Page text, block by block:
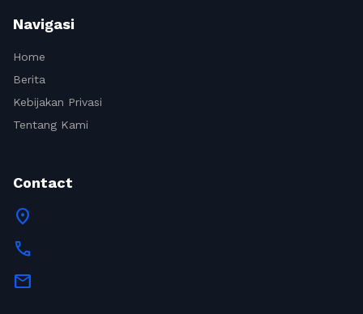
Navigasi
Home
Berita
Kebijakan Privasi
Tentang Kami
Contact
location_on
call
mail